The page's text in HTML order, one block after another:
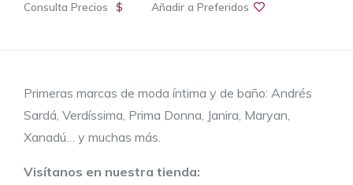
Consulta Precios $ Añadir a Preferidos
Primeras marcas de moda íntima y de baño: Andrés
Sardá, Verdíssima, Prima Donna, Janira, Maryan,
Xanadú… y muchas más.
Visítanos en nuestra tienda: